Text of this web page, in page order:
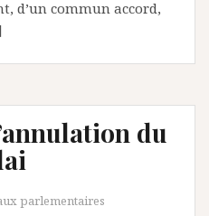
d’un commun accord,
du
parlementaires